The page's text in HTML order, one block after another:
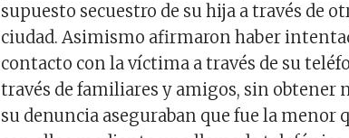
supuesto secuestro de su hija a través de
ciudad. Asimismo afirmaron haber
contacto con la víctima a través de su
través de familiares y amigos, sin obtener
su denuncia aseguraban que fue la menor